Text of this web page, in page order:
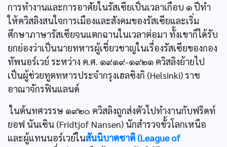
การทำงานและการอาศัยในรัสเซียเป็นเวลาเกือบ ๑ ปีทำ
ให้ควิสลิงสนใจการเมืองและสังคมของรัสเซียและเริ่ม
ศึกษาภาษารัสเซียจนแตกฉานในเวลาต่อมา ทั้งเขาก็ได้รับ
ยกย่องว่าเป็นนายทหารผู้เชี่ยวชาญในเรื่องรัสเซียของกอง
ทัพนอร์เวย์ ระหว่าง ค.ศ. ๑๙๑๙-๑๙๒๑ ควิสลิงย้ายไป
เป็นผู้ช่วยทูตทหารประจำกรุงเฮลซิงกิ (Helsinki) ราช
อาณาจักรฟินแลนด์
ในต้นทศวรรษ ๑๙๒๐ ควิสลิงถูกส่งตัวไปทำงานกับฟริดท์
ยอฟ นันเซิน (Fridtjof Nansen) นักสำรวจขั้วโลกเหนือ
และผู้แทนนอร์เวย์ในสันนิบาตชาติ (League of